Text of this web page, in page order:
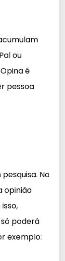
ou
é
pessoa
No
opinião
poderá
exemplo: